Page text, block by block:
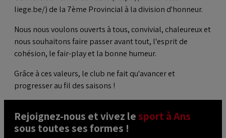
liege.be/) de la 7ème Provincial à la division d'honneur.
Nous nous voulons ouverts à tous, convivial, chaleureux et
nous souhaitons faire passer avant tout, l'esprit de
cohésion, le fair-play et la bonne humeur.
Grâce à ces valeurs, le club ne fait qu'avancer et
progresser au fil des saisons !
Rejoignez-nous et vivez le sport à Ans
sous toutes ses formes !